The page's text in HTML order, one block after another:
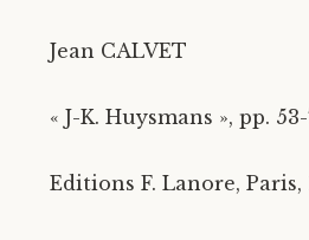
Jean CALVET
« J-K. Huysmans », pp. 53-
Editions F. Lanore, Paris,